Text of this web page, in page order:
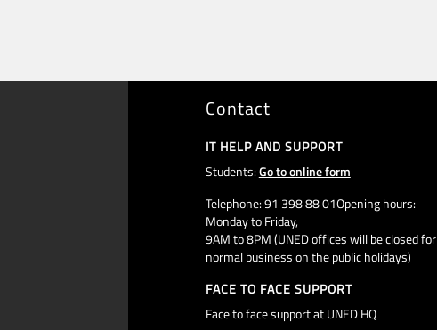
Contact
IT HELP AND SUPPORT
Students:Go to online form
Telephone: 91 398 88 01Opening hours:
Monday to Friday,
9AM to 8PM (UNED offices will be closed for
normal business on the public holidays)
FACE TO FACE SUPPORT
Face to face support at UNED HQ